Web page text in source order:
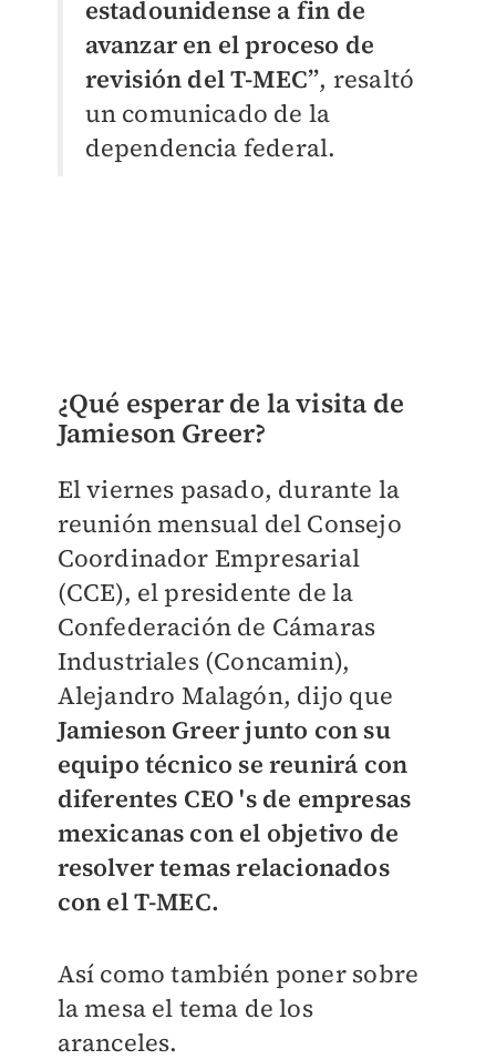
estadounidense a fin de
avanzar en el proceso de
revisión del T-MEC”, resaltó
un comunicado de la
dependencia federal.
¿Qué esperar de la visita de
Jamieson Greer?
El viernes pasado, durante la
reunión mensual del Consejo
Coordinador Empresarial
(CCE), el presidente de la
Confederación de Cámaras
Industriales (Concamin),
Alejandro Malagón, dijo que
Jamieson Greer junto con su
equipo técnico se reunirá con
diferentes CEO 's de empresas
mexicanas con el objetivo de
resolver temas relacionados
con el T-MEC.
Así como también poner sobre
la mesa el tema de los
aranceles.